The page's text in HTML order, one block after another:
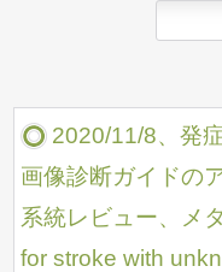
2020/11/8、発
画像診断ガイドの
系統レビュー、メ
for stroke with